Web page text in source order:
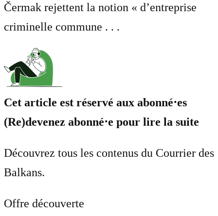
Čermak rejettent la notion « d’entreprise
criminelle commune . . .
Cet article est réservé aux abonné⋅es
(Re)devenez abonné⋅e pour lire la suite
Découvrez tous les contenus du Courrier des
Balkans.
Offre découverte